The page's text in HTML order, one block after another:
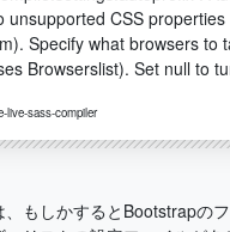
unsupported CSS
Specify what browsers to
Browserslist). Set null to
live-sass-compiler
、もしかするとBootstrapの